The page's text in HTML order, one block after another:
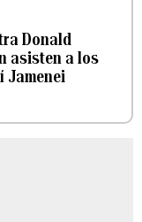
Donald
asisten a los
Jamenei